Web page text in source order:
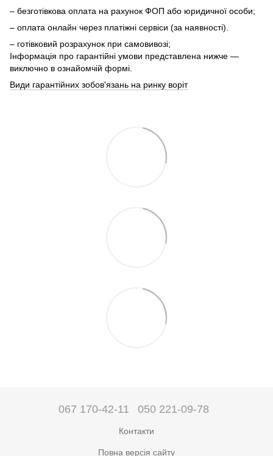
– безготівкова оплата на рахунок ФОП або юридичної особи;
– оплата онлайн через платіжні сервіси (за наявності).
– готівковий розрахунок при самовивозі;
Інформація про гарантійні умови представлена нижче —
виключно в ознайомчій формі.
Види гарантійних зобов'язань на ринку воріт
067 170-42-11 050 221-09-78
Контакти
Повна версія сайту